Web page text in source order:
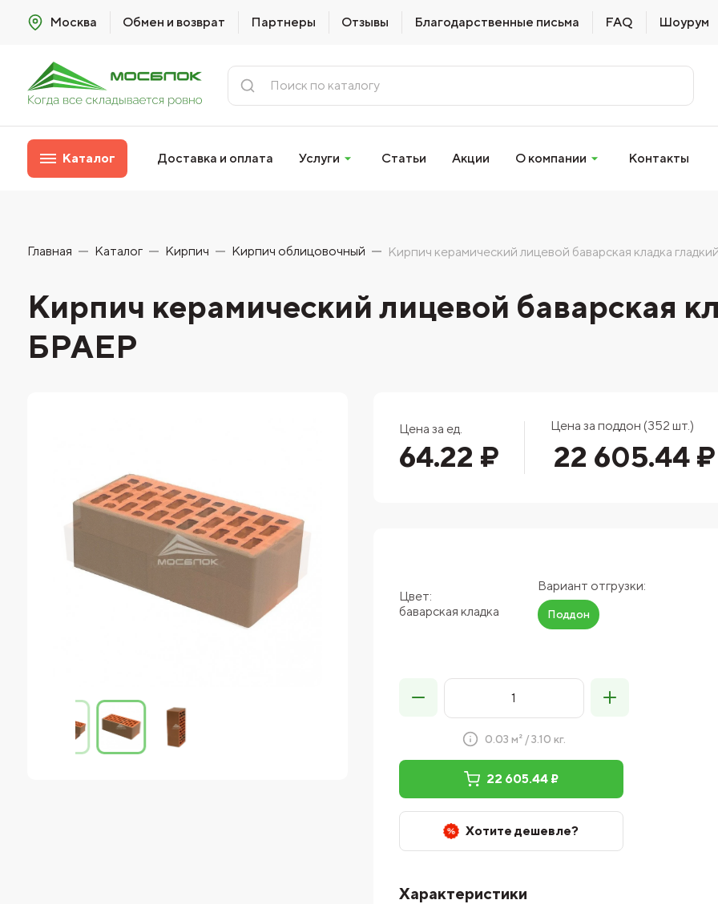
Москва Обмен и возврат Партнеры Отзывы Благодарственные письма FAQ Шоурум
Каталог Доставка и оплата Услуги Статьи Акции О компании Контакты
Главная Каталог Кирпич Кирпич облицовочный Кирпич керамический лицевой баварская кладка
Кирпич керамический лицевой баварская
БРАЕР
Цена за ед.
64.22 ₽
Цена за поддон (352 шт.)
22 605.44 ₽
Цвет:
баварская кладка
Вариант отгрузки:
Поддон
0.03 м² / 3.10 кг.
22 605.44 ₽
Хотите дешевле?
Характеристики